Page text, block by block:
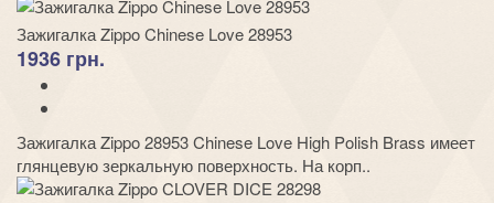
Зажигалка Zippo Chinese Love 28953
1936 грн.
Зажигалка Zippo 28953 Chinese Love High Polish Brass имеет
глянцевую зеркальную поверхность. На корп..